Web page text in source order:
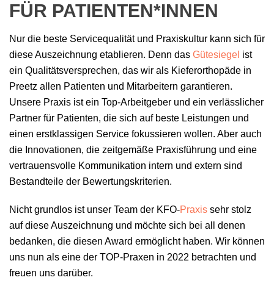
FÜR PATIENTEN*INNEN
Nur die beste Servicequalität und Praxiskultur kann sich für
diese Auszeichnung etablieren. Denn das Gütesiegel ist
ein Qualitätsversprechen, das wir als Kieferorthopäde in
Preetz allen Patienten und Mitarbeitern garantieren.
Unsere Praxis ist ein Top-Arbeitgeber und ein verlässlicher
Partner für Patienten, die sich auf beste Leistungen und
einen erstklassigen Service fokussieren wollen. Aber auch
die Innovationen, die zeitgemäße Praxisführung und eine
vertrauensvolle Kommunikation intern und extern sind
Bestandteile der Bewertungskriterien.
Nicht grundlos ist unser Team der KFO-Praxis sehr stolz
auf diese Auszeichnung und möchte sich bei all denen
bedanken, die diesen Award ermöglicht haben. Wir können
uns nun als eine der TOP-Praxen in 2022 betrachten und
freuen uns darüber.